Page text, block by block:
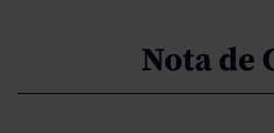
Nota de